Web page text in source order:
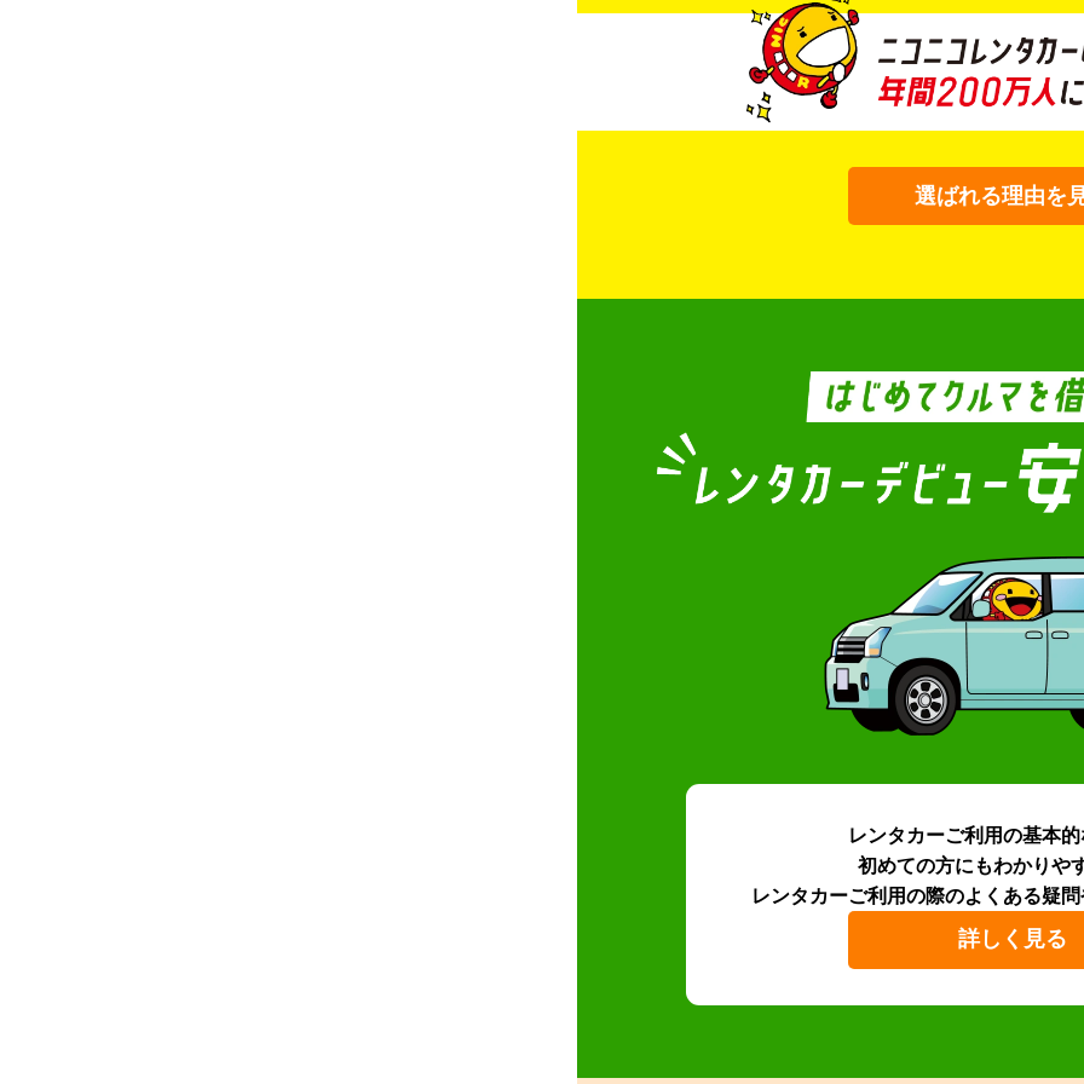
選ばれる理由を
レンタカーご利用の基本
初めての方にもわかりや
レンタカーご利用の際のよくある疑問
詳しく見る